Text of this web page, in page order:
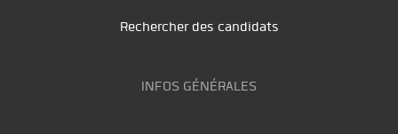
Rechercher des candidats
INFOS GÉNÉRALES